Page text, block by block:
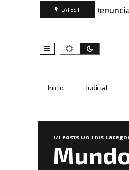
LATEST
Denuncian a
Skip to content
Inicio Judicial
171 Posts On This